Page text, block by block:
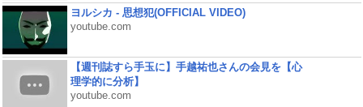
ヨルシカ - 思想犯(OFFICIAL VIDEO)
youtube.com
【週刊誌すら手玉に】手越祐也さんの会見を【心
理学的に分析】
youtube.com